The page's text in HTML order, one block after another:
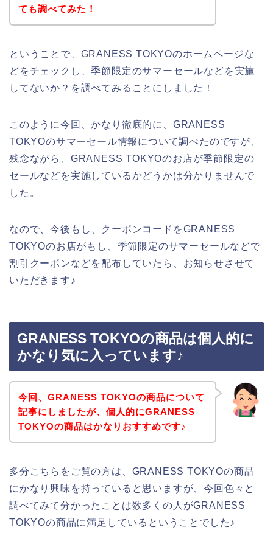
ても調べてみた！
ということで、GRANESS TOKYOのホームページな
どをチェックし、季節限定のサマーセールなどを実施
してないか？を調べてみることにしました！
このように今回、かなり徹底的に、GRANESS
TOKYOのサマーセール情報について調べたのですが、
残念ながら、GRANESS TOKYOのお店が季節限定の
セールなどを実施しているかどうかは分かりませんで
した。
なので、今後もし、クーポンコードをGRANESS
TOKYOのお店がもし、季節限定のサマーセールなどで
割引クーポンなどを配布していたら、お知らせさせて
いただきます♪
GRANESS TOKYOの商品は個人的に
かなり気に入っています♪
今回、GRANESS TOKYOの商品について
記事にしましたが、個人的にGRANESS
TOKYOの商品はかなりおすすめです♪
多分こちらをご覧の方は、GRANESS TOKYOの商品
にかなり興味を持っていると思いますが、今回色々と
調べてみて分かったことは数多くの人がGRANESS
TOKYOの商品に満足しているということでした♪